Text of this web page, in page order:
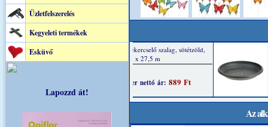
Üzletfelszerelés
Kegyeleti termékek
Esküvő
Lapozzd át!
Az